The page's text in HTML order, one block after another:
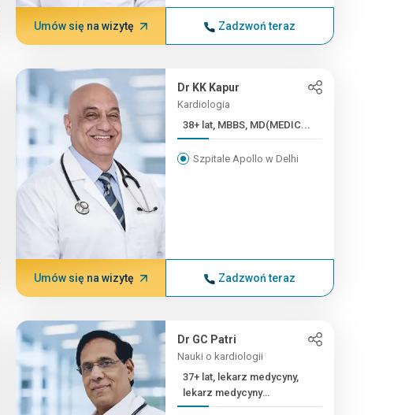
Umów się na wizytę Zadzwoń teraz
Dr KK Kapur
Kardiologia
38+ lat, MBBS, MD(MEDIC...
Szpitale Apollo w Delhi
Umów się na wizytę Zadzwoń teraz
Dr GC Patri
Nauki o kardiologii
37+ lat, lekarz medycyny,
lekarz medycyny
(kardiologia...